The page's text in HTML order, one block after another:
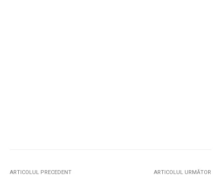
ARTICOLUL PRECEDENT ARTICOLUL URMĂTOR